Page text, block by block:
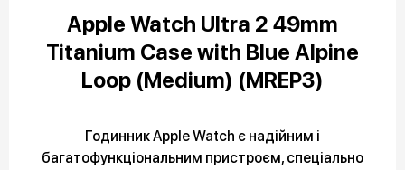
Apple Watch Ultra 2 49mm
Titanium Case with Blue Alpine
Loop (Medium) (MREP3)
Годинник Apple Watch є надійним і
багатофункціональним пристроєм, спеціально